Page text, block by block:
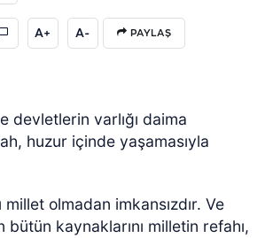
A+ A- PAYLAŞ
devletlerin varlığı daima
huzur içinde yaşamasıyla
millet olmadan imkansızdır. Ve
kaynaklarını milletin refahı,